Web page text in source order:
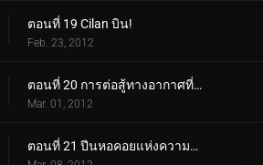
ตอนที่ 19 Cilan บิน!
Feb. 23, 2012
ตอนที่ 20 การต่อสู้ทางอากาศที่น่าทึ่ง!
Mar. 01, 2012
ตอนที่ 21 ปีนหอคอยแห่งความสำเร็จ!